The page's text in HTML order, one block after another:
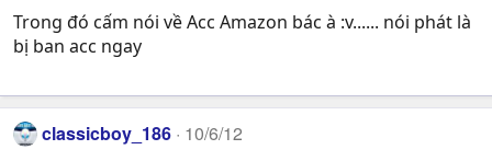
Trong đó cấm nói về Acc Amazon bác à :v...... nói phát là
bị ban acc ngay
classicboy_186 10/6/12